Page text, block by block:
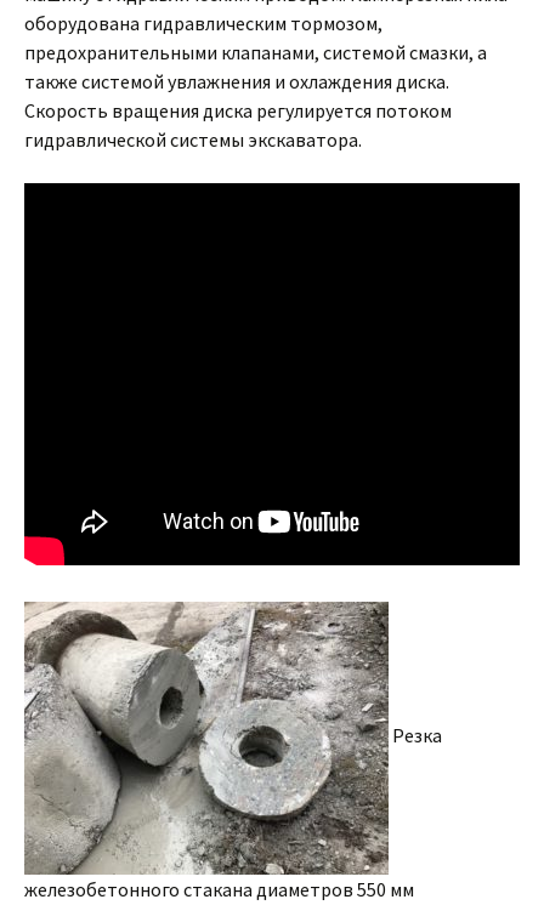
оборудована гидравлическим тормозом,
предохранительными клапанами, системой смазки, а
также системой увлажнения и охлаждения диска.
Скорость вращения диска регулируется потоком
гидравлической системы экскаватора.
Резка
железобетонного стакана диаметров 550 мм